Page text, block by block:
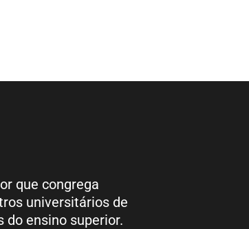
que congrega
universitários de
do ensino superior.